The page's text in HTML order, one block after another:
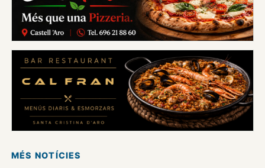
MÉS NOTÍCIES